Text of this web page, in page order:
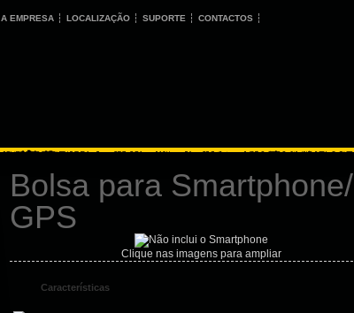
A EMPRESA LOCALIZAÇÃO SUPORTE CONTACTOS
Bolsa para Smartphone/
GPS
Clique nas imagens para ampliar
Características